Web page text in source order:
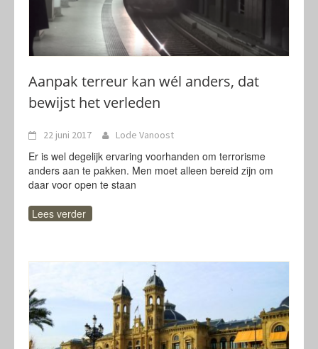
Aanpak terreur kan wél anders, dat
bewijst het verleden
22 juni 2017 Lode Vanoost
Er is wel degelijk ervaring voorhanden om terrorisme
anders aan te pakken. Men moet alleen bereid zijn om
daar voor open te staan
Lees verder